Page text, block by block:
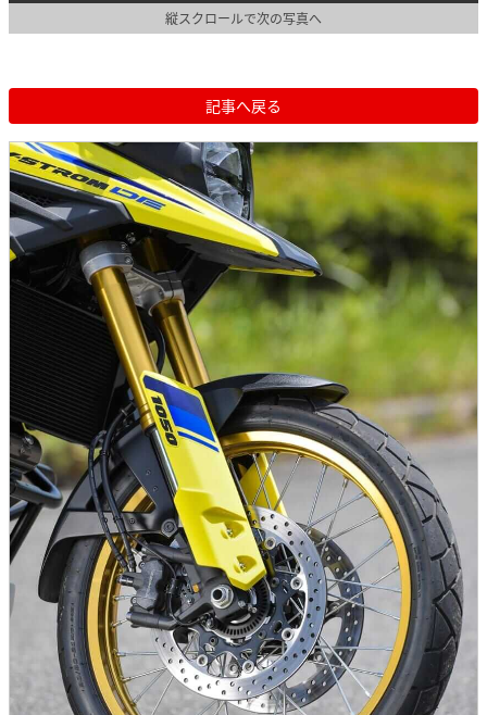
縦スクロールで次の写真へ
記事へ戻る